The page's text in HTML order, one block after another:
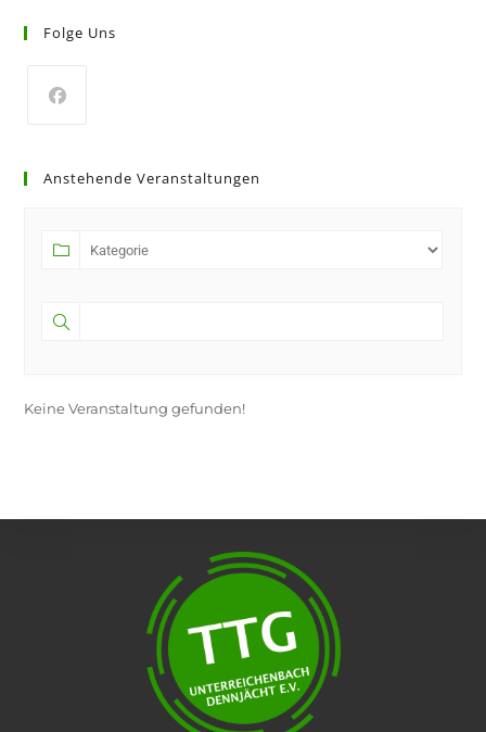
Folge Uns
a
Anstehende Veranstaltungen
Keine Veranstaltung gefunden!